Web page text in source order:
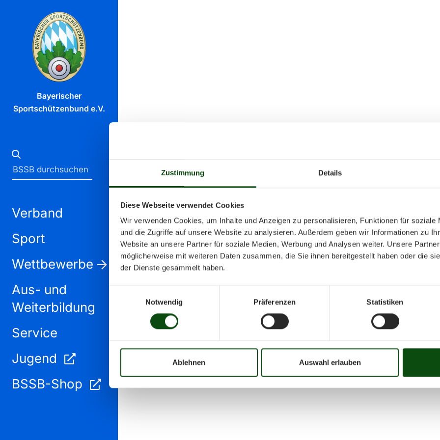
Zustimmung Details
Diese Webseite verwendet Cookies
Wir verwenden Cookies, um Inhalte und Anzeigen zu personalisieren, Funktionen für soziale
und die Zugriffe auf unsere Website zu analysieren. Außerdem geben wir Informationen zu
Website an unsere Partner für soziale Medien, Werbung und Analysen weiter. Unsere
möglicherweise mit weiteren Daten zusammen, die Sie ihnen bereitgestellt haben oder die
der Dienste gesammelt haben.
Notwendig
Präferenzen Statistiken
Ablehnen Auswahl erlauben
Bayerischer
Sportschützenbund e.V.
Verband
Sport
Wettbewerbe
Aus- und
Weiterbildung
Service
Jugend
BSSB-Shop